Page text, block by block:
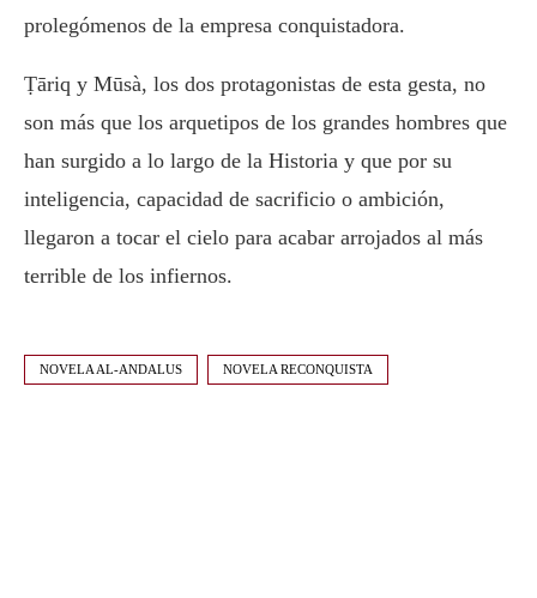
prolegómenos de la empresa conquistadora.
Ṭāriq y Mūsà, los dos protagonistas de esta gesta, no
son más que los arquetipos de los grandes hombres que
han surgido a lo largo de la Historia y que por su
inteligencia, capacidad de sacrificio o ambición,
llegaron a tocar el cielo para acabar arrojados al más
terrible de los infiernos.
NOVELA AL-ANDALUS NOVELA RECONQUISTA